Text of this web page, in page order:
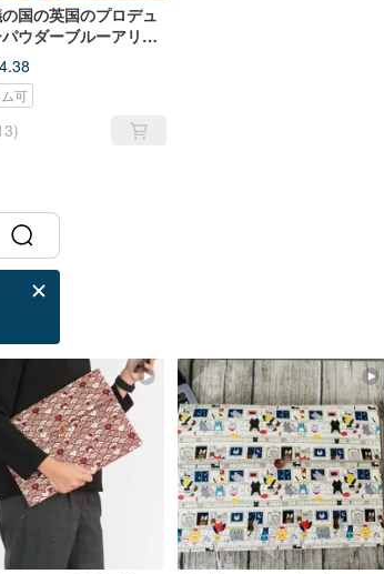
国の英国のプロデュ
ウダーブルーアリス
の巾着バッグバック
処理します
可